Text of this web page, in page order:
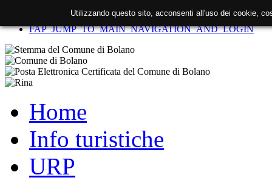
FAP_SKIP_TO_CONTENT
FAP_JUMP_TO_MAIN_NAVIGATION_AND_LOGIN
Home
Info turistiche
URP
Utilizzando questo sito, acconsenti all'uso dei cookie,